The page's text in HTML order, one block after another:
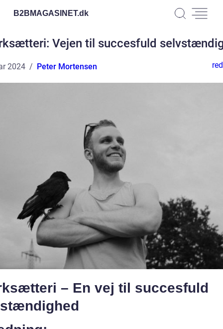
B2BMAGASINET.dk
Vejen til succesfuld
2024 Peter Mortensen
– En vej til succesfuld